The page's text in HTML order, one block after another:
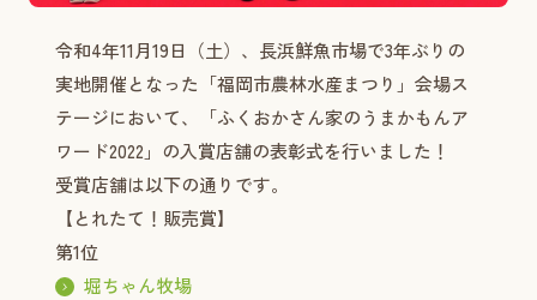
令和4年11月19日（土）、長浜鮮魚市場で3年ぶりの
実地開催となった「福岡市農林水産まつり」会場ス
テージにおいて、「ふくおかさん家のうまかもんア
ワード2022」の入賞店舗の表彰式を行いました！
受賞店舗は以下の通りです。
【とれたて！販売賞】
第1位
堀ちゃん牧場